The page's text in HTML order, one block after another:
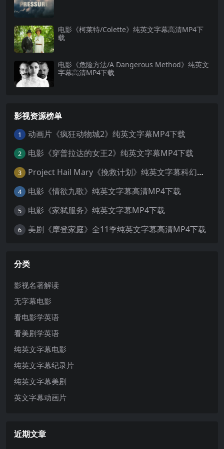
电影《柯莱特/Colette》纯英文字幕高清MP4下
载
电影《危险方法/A Dangerous Method》纯英文
字幕高清MP4下载
影视资源榜单
1 动画片《疯狂动物城2》纯英文字幕MP4下载
2 电影《穿普拉达的女王2》纯英文字幕MP4下载
3 Project Hail Mary《挽救计划》纯英文字幕科幻电影MP4下载
4 电影《情欲九歌》纯英文字幕高清MP4下载
5 电影《家弑服务》纯英文字幕MP4下载
6 美剧《摩登家庭》全11季纯英文字幕高清MP4下载
分类
影视名著解读
无字幕电影
看电影学英语
看美剧学英语
纯英文字幕电影
纯英文字幕纪录片
纯英文字幕美剧
英文字幕动画片
近期文章